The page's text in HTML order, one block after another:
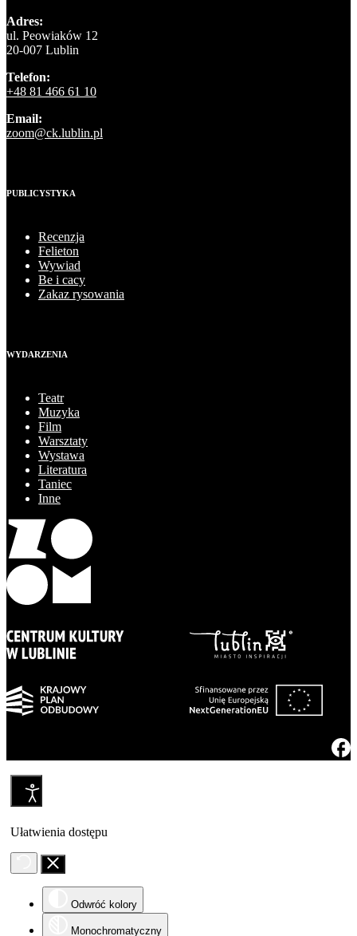
Adres:
ul. Peowiaków 12
20-007 Lublin
Telefon:
+48 81 466 61 10
Email:
zoom@ck.lublin.pl
PUBLICYSTYKA
Recenzja
Felieton
Wywiad
Be i cacy
Zakaz rysowania
WYDARZENIA
Teatr
Muzyka
Film
Warsztaty
Wystawa
Literatura
Taniec
Inne
Ułatwienia dostępu
Odwróć kolory
Monochromatyczny